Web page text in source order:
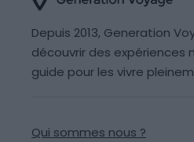
Depuis 2013, Generation
découvrir des expériences
guide pour les vivre
Qui sommes nous ?